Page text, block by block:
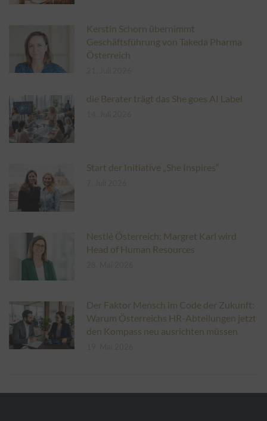
Kerstin Schorn übernimmt
Geschäftsführung von Takeda Pharma
Österreich
die Berater trägt das She goes AI Label
Start der Initiative „She Inspires“
Nestlé Österreich: Margret Karl wird
Head of Human Resources
Der Faktor Mensch im Code der Zukunft:
Warum Österreichs HR-Abteilungen jetzt
den Kompass neu ausrichten müssen